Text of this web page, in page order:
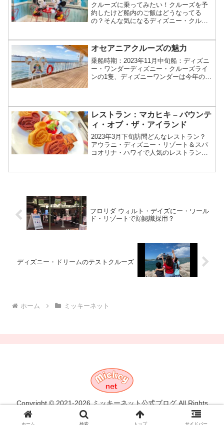
クルーズに乗ってみたい！クルーズを予
約したけど船内のご飯はどうなってる
の？そんな気になるディズニー・クルー
はクルーズの料金に含まれています。ス
テーキ食べたいなぁ、でもちょ...
オセアニアクルーズの魅力
乗船時期：2023年11月中旬船：ディズニ
ー・ワンダーディズニー・クルーズライ
ンの1隻、ディズニーワンダーは今年の
よいよ202...
レストラン：マカヒキ – バウンテ
ィ・オブ・ザ・アイランド
2023年3月下旬訪問どんなレストラン？
アウラニ・ディズニー・リゾート＆スパ
コオリナ・ハワイで人気のレストラン。
フロリダ ウォルト・デイズにー・ワール
ド・リゾートで顔認識採用？
ディズニー・ドリームのテストクルーズ
ホーム ミッキーネット
Copyright © 2021-2026 ミッキーネット公式ブログ All Rights
ホーム 検索 トップ サイドバー